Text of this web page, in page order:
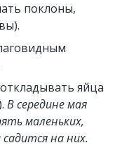
поклоны,
яйца
В середине мая
маленьких,
на них.